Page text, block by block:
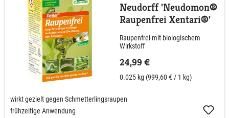
Neudorff 'Neudomon®
Raupenfrei Xentari®'
Raupenfrei mit biologischem
Wirkstoff
24,99 €
0.025 kg (999,60 € / 1 kg)
wirkt gezielt gegen Schmetterlingsraupen
frühzeitige Anwendung